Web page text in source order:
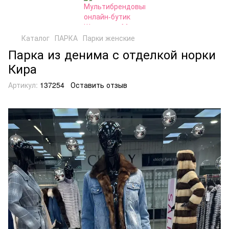
Каталог ПАРКА Парки женские
Парка из денима с отделкой норки
Кира
Артикул: 137254 Оставить отзыв